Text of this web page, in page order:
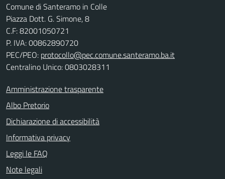
Comune di Santeramo in Colle
Piazza Dott. G. Simone, 8
C.F:82001050721
P. IVA:00862890720
PEC/PEO: protocollo@pec.comune.santeramo.ba.it
Centralino Unico: 0803028311
Amministrazione trasparente
Albo Pretorio
Dichiarazione di accessibilità
Informativa privacy
Leggi le FAQ
Note legali